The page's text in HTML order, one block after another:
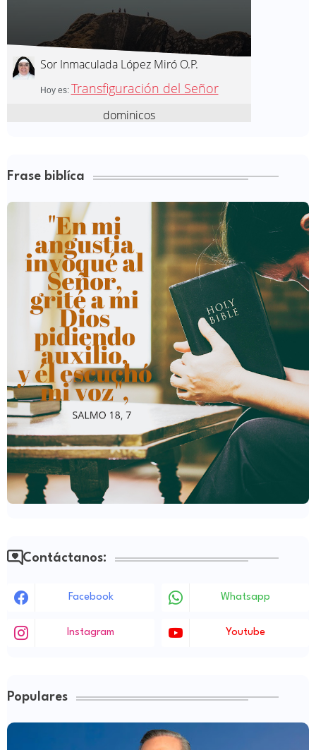
Frase biblíca
Contáctanos:
Facebook Whatsapp
Instagram Youtube
Populares